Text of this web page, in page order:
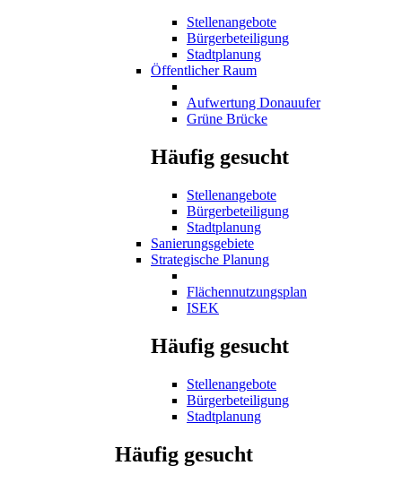
Stellenangebote
Bürgerbeteiligung
Stadtplanung
Öffentlicher Raum
Aufwertung Donauufer
Grüne Brücke
Häufig gesucht
Stellenangebote
Bürgerbeteiligung
Stadtplanung
Sanierungsgebiete
Strategische Planung
Flächennutzungsplan
ISEK
Häufig gesucht
Stellenangebote
Bürgerbeteiligung
Stadtplanung
Häufig gesucht